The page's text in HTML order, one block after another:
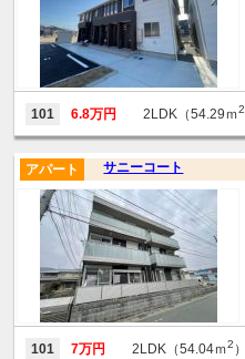
101 6.8万円 2LDK（54.29ｍ2
サニーコート
アパート
101 7万円 2LDK（54.04ｍ2 ）